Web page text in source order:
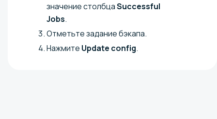
значение столбцаSuccessful
Jobs.
Отметьте задание бэкапа.
Нажмите Update config.